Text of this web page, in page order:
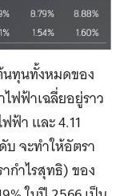
ทุนทั้งหมดของ
ฟฟ้าเฉลี่ยอยู่ราว
า และ 4.11
จะทำให้อัตรา
กำไรสุทธิ) ของ